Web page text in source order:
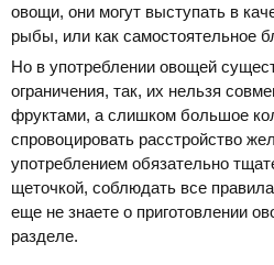
овощи, они могут выступать в
рыбы, или как самостоятельное
Но в употреблении овощей
ограничения, так, их нельзя
фруктами, а слишком большое
спровоцировать расстройство
употреблением обязательно
щеточкой, соблюдать все
еще не знаете о приготовлении
разделе.